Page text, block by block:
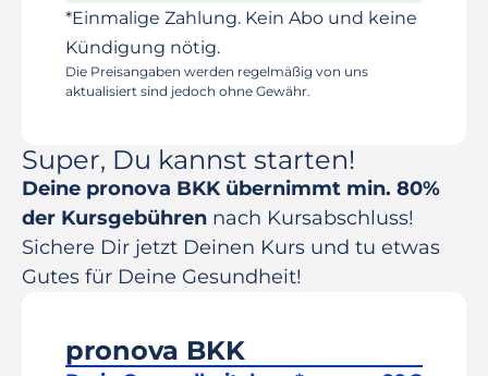
*Einmalige Zahlung. Kein Abo und keine
Kündigung nötig.
Die Preisangaben werden regelmäßig von uns
aktualisiert sind jedoch ohne Gewähr.
Super, Du kannst starten!
Deine pronova BKK übernimmt min. 80%
der Kursgebühren nach Kursabschluss!
Sichere Dir jetzt Deinen Kurs und tu etwas
Gutes für Deine Gesundheit!
pronova BKK